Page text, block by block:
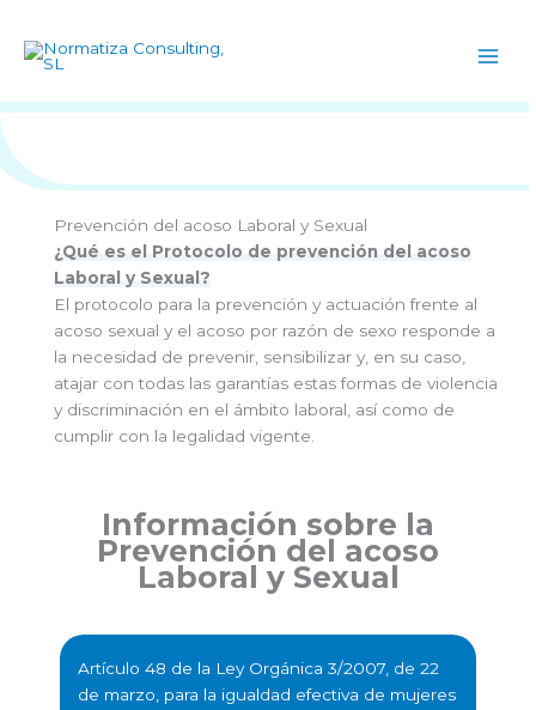
contenido
Prevención del acoso Laboral y Sexual
¿Qué es el Protocolo de prevención del acoso
Laboral y Sexual?
El protocolo para la prevención y actuación frente al
acoso sexual y el acoso por razón de sexo responde a
la necesidad de prevenir, sensibilizar y, en su caso,
atajar con todas las garantías estas formas de violencia
y discriminación en el ámbito laboral, así como de
cumplir con la legalidad vigente.
Información sobre la
Prevención del acoso
Laboral y Sexual
Artículo 48 de la Ley Orgánica 3/2007, de 22
de marzo, para la igualdad efectiva de mujeres